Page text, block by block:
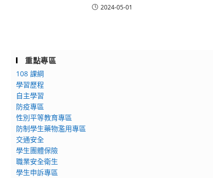
2024-05-01
重點專區
108 課綱
學習歷程
自主學習
防疫專區
性別平等教育專區
防制學生藥物濫用專區
交通安全
學生團體保險
職業安全衛生
學生申訴專區